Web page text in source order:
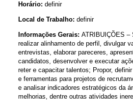
Horário: definir
Local de Trabalho: definir
Informações Gerais: ATRIBUIÇÕES –
realizar alinhamento de perfil, divulgar
entrevistas, elaborar pareceres,
candidatos, desenvolver e executar
reter e capacitar talentos; Propor,
e ferramentas para projetos de
e analisar indicadores estratégicos da
melhorias, dentre outras atividades